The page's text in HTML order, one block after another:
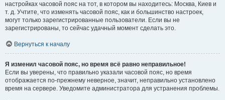
настройках часовой пояс на тот, в котором вы находитесь: Москва, Киев и
т. д. Учтите, что изменять часовой пояс, как и большинство настроек,
могут только зарегистрированные пользователи. Если вы не
зарегистрированы, то сейчас удачный момент сделать это.
Вернуться к началу
Я изменил часовой пояс, но время всё равно неправильное!
Если вы уверены, что правильно указали часовой пояс, но время
отображается по-прежнему неверное, значит, неправильно установлено
время на сервере. Уведомите администратора для устранения проблемы.